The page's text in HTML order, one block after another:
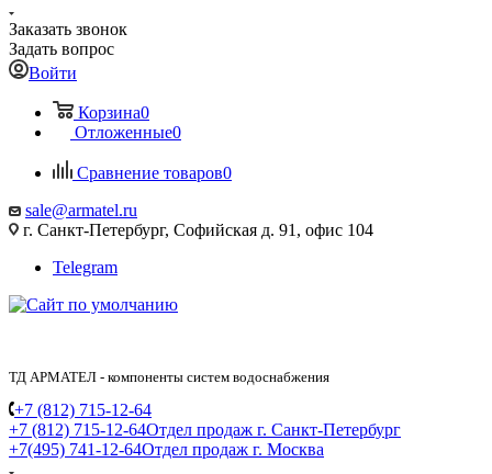
Заказать звонок
Задать вопрос
Войти
Корзина0
Отложенные0
Сравнение товаров0
sale@armatel.ru
г. Санкт-Петербург, Софийская д. 91, офис 104
Telegram
ТД АРМАТЕЛ - компоненты систем водоснабжения
+7 (812) 715-12-64
+7 (812) 715-12-64Отдел продаж г. Санкт-Петербург
+7(495) 741-12-64Отдел продаж г. Москва